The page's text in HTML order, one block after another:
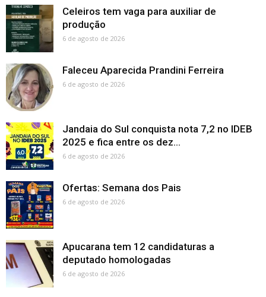
Celeiros tem vaga para auxiliar de
produção
6 de agosto de 2026
Faleceu Aparecida Prandini Ferreira
6 de agosto de 2026
Jandaia do Sul conquista nota 7,2 no IDEB
2025 e fica entre os dez...
6 de agosto de 2026
Ofertas: Semana dos Pais
6 de agosto de 2026
Apucarana tem 12 candidaturas a
deputado homologadas
6 de agosto de 2026